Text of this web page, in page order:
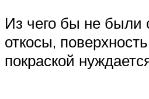
Из чего бы не были
откосы,
покраской